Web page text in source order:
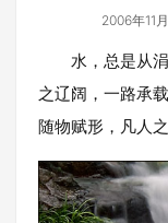
2006年11
水，总是从涓
之辽阔，一路承
随物赋形，凡人